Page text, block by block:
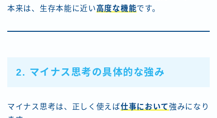
本来は、生存本能に近い高度な機能です。
2. マイナス思考の具体的な強み
マイナス思考は、正しく使えば仕事において強みになり